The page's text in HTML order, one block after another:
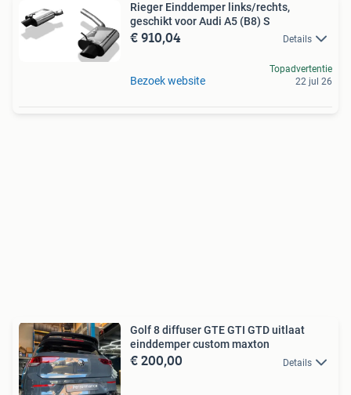
Rieger Einddemper links/rechts,
geschikt voor Audi A5 (B8) S
€ 910,04 Details
Bezoek website
Topadvertentie
22 jul 26
Golf 8 diffuser GTE GTI GTD uitlaat
einddemper custom maxton
€ 200,00 Details